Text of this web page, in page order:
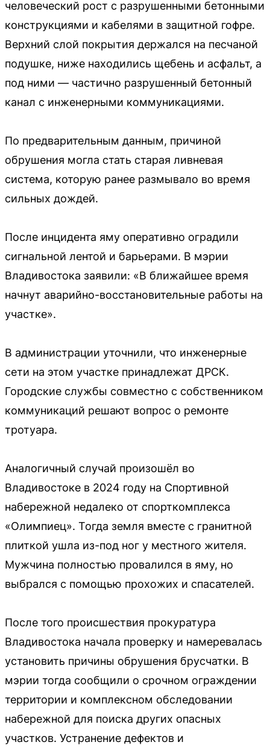
человеческий рост с разрушенными бетонными
конструкциями и кабелями в защитной гофре.
Верхний слой покрытия держался на песчаной
подушке, ниже находились щебень и асфальт, а
под ними — частично разрушенный бетонный
канал с инженерными коммуникациями.
По предварительным данным, причиной
обрушения могла стать старая ливневая
система, которую ранее размывало во время
сильных дождей.
После инцидента яму оперативно оградили
сигнальной лентой и барьерами. В мэрии
Владивостока заявили: «В ближайшее время
начнут аварийно-восстановительные работы на
участке».
В администрации уточнили, что инженерные
сети на этом участке принадлежат ДРСК.
Городские службы совместно с собственником
коммуникаций решают вопрос о ремонте
тротуара.
Аналогичный случай произошёл во
Владивостоке в 2024 году на Спортивной
набережной недалеко от спорткомплекса
«Олимпиец». Тогда земля вместе с гранитной
плиткой ушла из-под ног у местного жителя.
Мужчина полностью провалился в яму, но
выбрался с помощью прохожих и спасателей.
После того происшествия прокуратура
Владивостока начала проверку и намеревалась
установить причины обрушения брусчатки. В
мэрии тогда сообщили о срочном ограждении
территории и комплексном обследовании
набережной для поиска других опасных
участков. Устранение дефектов и